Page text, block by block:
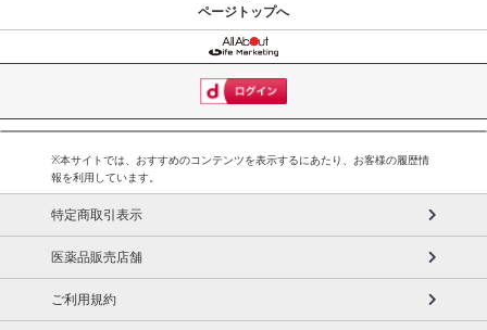
ページトップへ
※本サイトでは、おすすめのコンテンツを表示するにあたり、お客様の履歴情
報を利用しています。
特定商取引表示
医薬品販売店舗
ご利用規約